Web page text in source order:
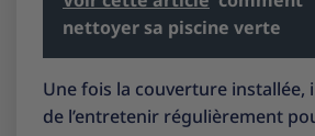
nettoyer sa piscine verte
Une fois la couverture
de l’entretenir régulièrement